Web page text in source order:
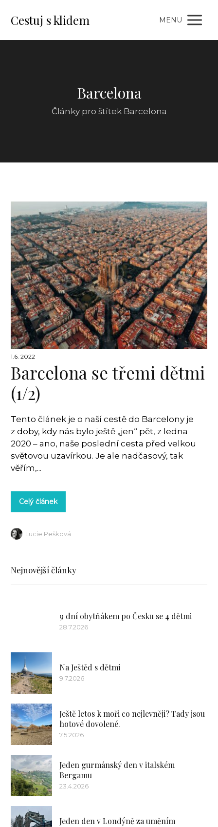
Cestuj s klidem MENU
Barcelona
Články pro štítek Barcelona
1.6. 2022
Barcelona se třemi dětmi
(1/2)
Tento článek je o naší cestě do Barcelony je
z doby, kdy nás bylo ještě „jen“ pět, z ledna
2020 – ano, naše poslední cesta před velkou
světovou uzavírkou. Je ale nadčasový, tak
věřím,...
Celý článek
Lucie Pešková
Nejnovější články
9 dní obytňákem po Česku se 4 dětmi
28.7.2026
Na Ještěd s dětmi
9.7.2026
Ještě letos k moři co nejlevněji? Tady jsou
hotové dovolené.
7.5.2026
Jeden gurmánský den v italském
Bergamu
23.4.2026
Jeden den v Londýně za uměním